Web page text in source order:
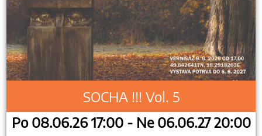
SOCHA !!! Vol. 5
Po 08.06.26 17:00 - Ne 06.06.27 20:00